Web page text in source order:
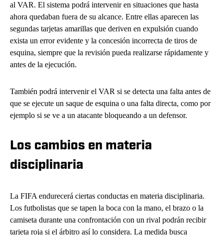
al VAR. El sistema podrá intervenir en situaciones que hasta
ahora quedaban fuera de su alcance. Entre ellas aparecen las
segundas tarjetas amarillas que deriven en expulsión cuando
exista un error evidente y la concesión incorrecta de tiros de
esquina, siempre que la revisión pueda realizarse rápidamente y
antes de la ejecución.
También podrá intervenir el VAR si se detecta una falta antes de
que se ejecute un saque de esquina o una falta directa, como por
ejemplo si se ve a un atacante bloqueando a un defensor.
Los cambios en materia
disciplinaria
La FIFA endurecerá ciertas conductas en materia disciplinaria.
Los futbolistas que se tapen la boca con la mano, el brazo o la
camiseta durante una confrontación con un rival podrán recibir
tarjeta roja si el árbitro así lo considera. La medida busca